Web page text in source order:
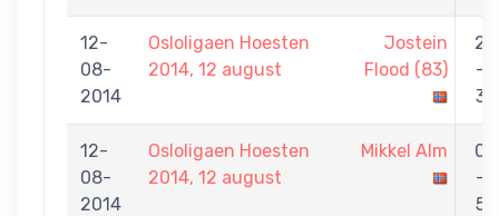
12-
08-
2014
Osloligaen Hoesten
2014, 12 august
Jostein
Flood (83)
2
-
3
12-
08-
2014
Osloligaen Hoesten
2014, 12 august
Mikkel Alm
0
-
5